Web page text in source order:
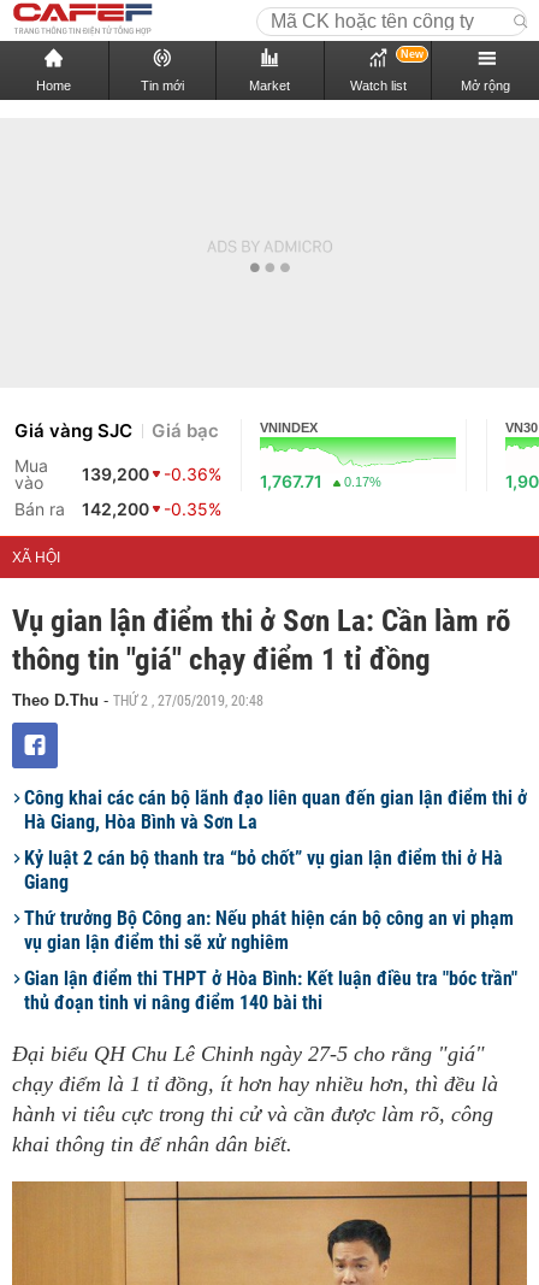
Home Tin mới Market Watch list
New
Mở rộng
Giá vàng SJC Giá bạc
Mua
vào
139,200
-0.36%
Bán ra
142,200 -0.35%
VNINDEX
1,767.71 0.17%
VN30
XÃ HỘI
Vụ gian lận điểm thi ở Sơn La: Cần làm rõ
thông tin "giá" chạy điểm 1 tỉ đồng
Theo D.Thu - THỨ 2 , 27/05/2019, 20:48
Công khai các cán bộ lãnh đạo liên quan đến gian lận điểm thi ở
Hà Giang, Hòa Bình và Sơn La
Kỷ luật 2 cán bộ thanh tra “bỏ chốt” vụ gian lận điểm thi ở Hà
Giang
Thứ trưởng Bộ Công an: Nếu phát hiện cán bộ công an vi phạm
vụ gian lận điểm thi sẽ xử nghiêm
Gian lận điểm thi THPT ở Hòa Bình: Kết luận điều tra "bóc trần"
thủ đoạn tinh vi nâng điểm 140 bài thi
Đại biểu QH Chu Lê Chinh ngày 27-5 cho rằng "giá"
chạy điểm là 1 tỉ đồng, ít hơn hay nhiều hơn, thì đều là
hành vi tiêu cực trong thi cử và cần được làm rõ, công
khai thông tin để nhân dân biết.